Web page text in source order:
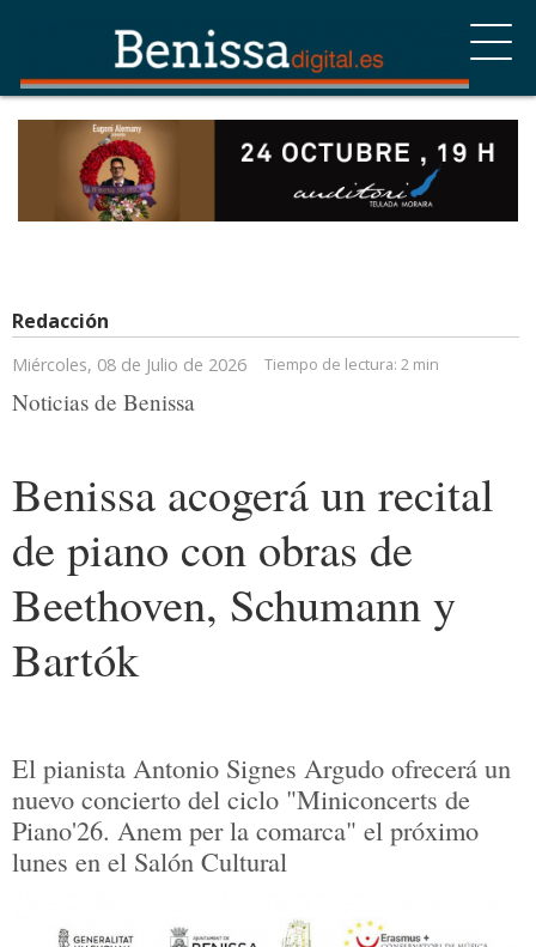
Redacción
Miércoles, 08 de Julio de 2026 Tiempo de lectura: 2 min
Noticias de Benissa
Benissa acogerá un recital
de piano con obras de
Beethoven, Schumann y
Bartók
El pianista Antonio Signes Argudo ofrecerá un
nuevo concierto del ciclo "Miniconcerts de
Piano'26. Anem per la comarca" el próximo
lunes en el Salón Cultural